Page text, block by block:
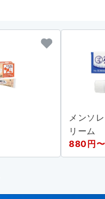
メンソ
リーム
880円〜